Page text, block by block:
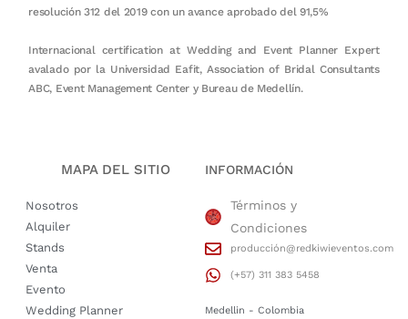
resolución 312 del 2019 con un avance aprobado del 91,5%
Internacional certification at Wedding and Event Planner Expert
avalado por la Universidad Eafit, Association of Bridal Consultants
ABC, Event Management Center y Bureau de Medellín.
MAPA DEL SITIO
Nosotros
Alquiler
Stands
Venta
Evento
Wedding Planner
INFORMACIÓN
Términos y
Condiciones
producción@redkiwieventos.com
(+57) 311 383 5458
Medellin - Colombia